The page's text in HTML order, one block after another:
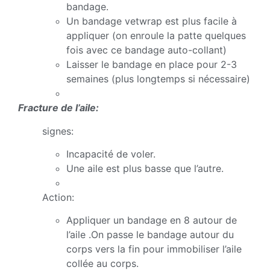
bandage.
Un bandage vetwrap est plus facile à
appliquer (on enroule la patte quelques
fois avec ce bandage auto-collant)
Laisser le bandage en place pour 2-3
semaines (plus longtemps si nécessaire)
Fracture de l’aile:
signes:
Incapacité de voler.
Une aile est plus basse que l’autre.
Action:
Appliquer un bandage en 8 autour de
l’aile .On passe le bandage autour du
corps vers la fin pour immobiliser l’aile
collée au corps.